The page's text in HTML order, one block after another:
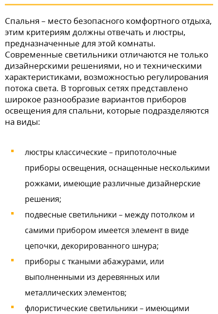
Спальня – место безопасного комфортного отдыха,
этим критериям должны отвечать и люстры,
предназначенные для этой комнаты.
Современные светильники отличаются не только
дизайнерскими решениями, но и техническими
характеристиками, возможностью регулирования
потока света. В торговых сетях представлено
широкое разнообразие вариантов приборов
освещения для спальни, которые подразделяются
на виды:
люстры классические – припотолочные
приборы освещения, оснащенные несколькими
рожками, имеющие различные дизайнерские
решения;
подвесные светильники – между потолком и
самими прибором имеется элемент в виде
цепочки, декорированного шнура;
приборы с ткаными абажурами, или
выполненными из деревянных или
металлических элементов;
флористические светильники – имеющими